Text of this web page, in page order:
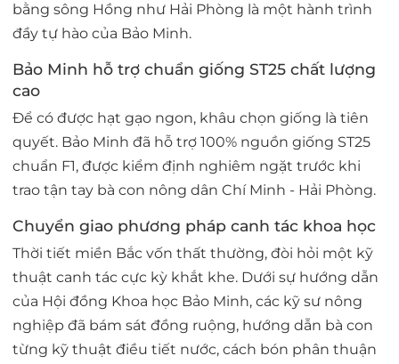
bằng sông Hồng như Hải Phòng là một hành trình
đầy tự hào của Bảo Minh.
Bảo Minh hỗ trợ chuẩn giống ST25 chất lượng
cao
Để có được hạt gạo ngon, khâu chọn giống là tiên
quyết. Bảo Minh đã hỗ trợ 100% nguồn giống ST25
chuẩn F1, được kiểm định nghiêm ngặt trước khi
trao tận tay bà con nông dân Chí Minh - Hải Phòng.
Chuyển giao phương pháp canh tác khoa học
Thời tiết miền Bắc vốn thất thường, đòi hỏi một kỹ
thuật canh tác cực kỳ khắt khe. Dưới sự hướng dẫn
của Hội đồng Khoa học Bảo Minh, các kỹ sư nông
nghiệp đã bám sát đồng ruộng, hướng dẫn bà con
từng kỹ thuật điều tiết nước, cách bón phân thuận